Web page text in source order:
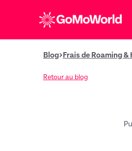
Blog Frais de Roaming
Retour au blog